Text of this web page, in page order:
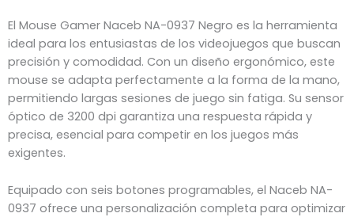
El Mouse Gamer Naceb NA-0937 Negro es la herramienta
ideal para los entusiastas de los videojuegos que buscan
precisión y comodidad. Con un diseño ergonómico, este
mouse se adapta perfectamente a la forma de la mano,
permitiendo largas sesiones de juego sin fatiga. Su sensor
óptico de 3200 dpi garantiza una respuesta rápida y
precisa, esencial para competir en los juegos más
exigentes.
Equipado con seis botones programables, el Naceb NA-
0937 ofrece una personalización completa para optimizar